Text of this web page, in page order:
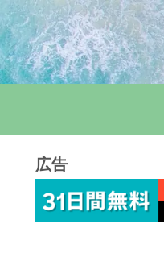
広告